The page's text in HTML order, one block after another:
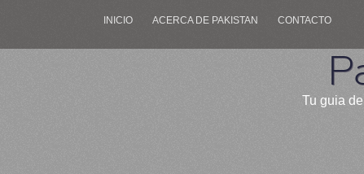
INICIO ACERCA DE PAKISTAN CONTACTO
Tu guia